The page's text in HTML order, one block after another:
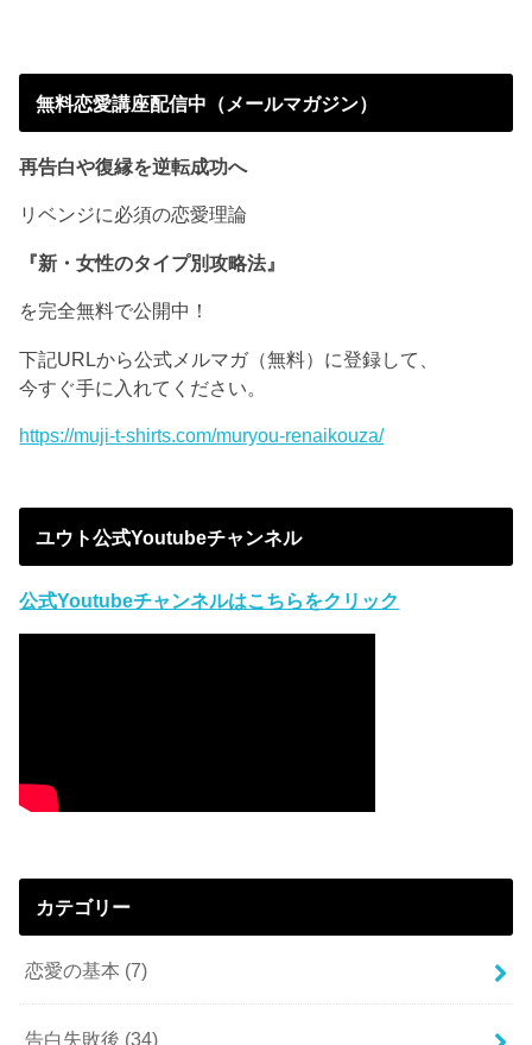
無料恋愛講座配信中（メールマガジン）
再告白や復縁を逆転成功へ
リベンジに必須の恋愛理論
『新・女性のタイプ別攻略法』
を完全無料で公開中！
下記URLから公式メルマガ（無料）に登録して、
今すぐ手に入れてください。
https://muji-t-shirts.com/muryou-renaikouza/
ユウト公式Youtubeチャンネル
公式Youtubeチャンネルはこちらをクリック
カテゴリー
恋愛の基本 (7)
告白失敗後 (34)